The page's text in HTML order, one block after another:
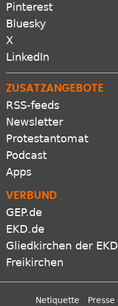
Pinterest
Bluesky
X
LinkedIn
ZUSATZANGEBOTE
RSS-feeds
Newsletter
Protestantomat
Podcast
Apps
VERBUND
GEP.de
EKD.de
Gliedkirchen der EKD
Freikirchen
Netiquette Presse